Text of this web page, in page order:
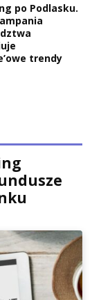
po Podlasku.
trendy